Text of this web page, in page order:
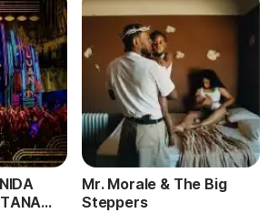
Mr. Morale & The Big
Steppers